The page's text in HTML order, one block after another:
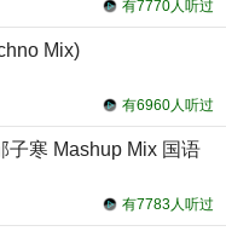
有7770人听过
Mix)
有6960人听过
子寒 Mashup Mix 国语
有7783人听过